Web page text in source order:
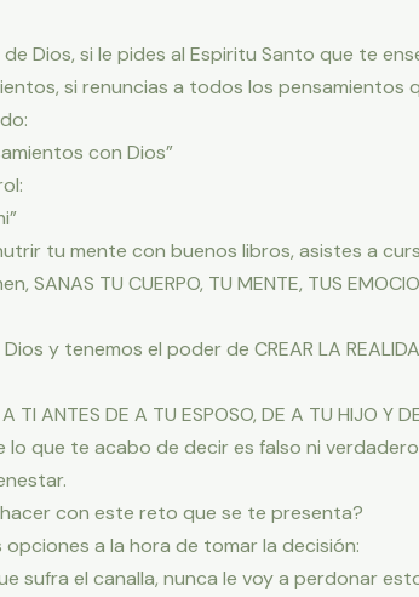
Dios, si le pides al Espiritu Santo que te
si renuncias a todos los pensamientos
con Dios”
tu mente con buenos libros, asistes a
TU CUERPO, TU MENTE, TUS
y tenemos el poder de CREAR LA
DE A TU ESPOSO, DE A TU HIJO Y DE
que te acabo de decir es falso ni
con este reto que se te presenta?
a la hora de tomar la decisión:
sufra el canalla, nunca le voy a perdonar